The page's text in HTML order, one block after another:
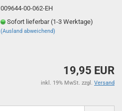
009644-00-062-EH
Sofort lieferbar (1-3 Werktage)
(Ausland abweichend)
19,95 EUR
inkl. 19% MwSt. zzgl. Versand